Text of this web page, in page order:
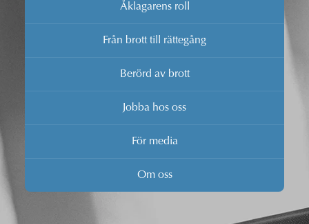
Åklagarens roll
Från brott till rättegång
Berörd av brott
Jobba hos oss
För media
Om oss